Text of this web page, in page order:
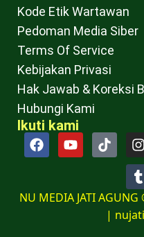
Kode Etik Wartawan
Pedoman Media Siber
Terms Of Service
Kebijakan Privasi
Hak Jawab & Koreksi
Hubungi Kami
Ikuti kami
NU MEDIA JATI
|